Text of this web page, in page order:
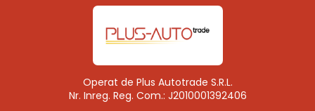
Operat de Plus Autotrade S.R.L.
Nr. Inreg. Reg. Com.: J2010001392406